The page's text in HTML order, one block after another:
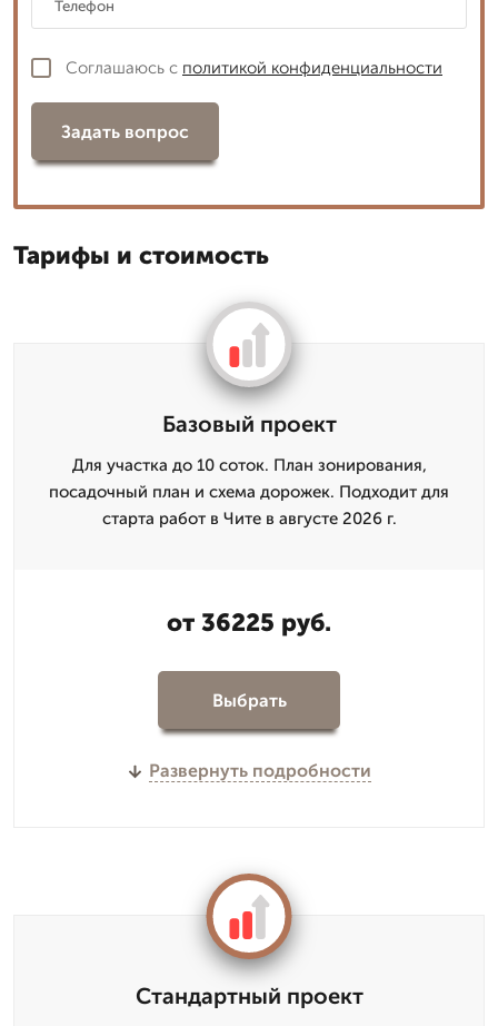
Соглашаюсь с политикой конфиденциальности
Задать вопрос
Тарифы и стоимость
Базовый проект
Для участка до 10 соток. План зонирования,
посадочный план и схема дорожек. Подходит для
старта работ в Чите в августе 2026 г.
от 36225 руб.
Выбрать
Развернуть подробности
Стандартный проект